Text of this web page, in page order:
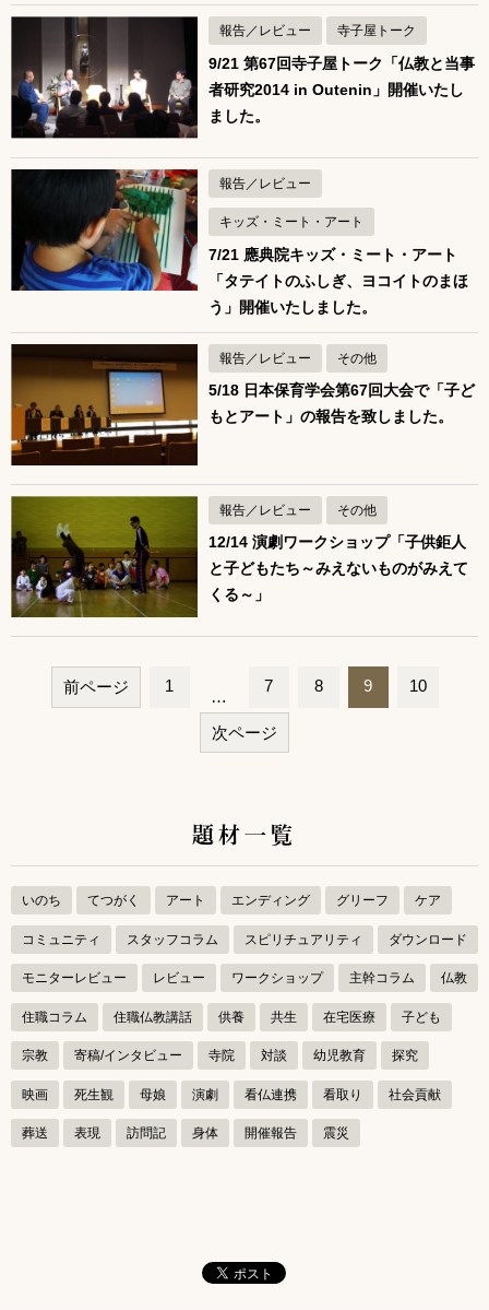
報告／レビュー 寺子屋トーク
9/21 第67回寺子屋トーク「仏教と当事
者研究2014 in Outenin」開催いたし
ました。
報告／レビュー
キッズ・ミート・アート
7/21 應典院キッズ・ミート・アート
「タテイトのふしぎ、ヨコイトのまほ
う」開催いたしました。
報告／レビュー その他
5/18 日本保育学会第67回大会で「子ど
もとアート」の報告を致しました。
報告／レビュー その他
12/14 演劇ワークショップ「子供鉅人
と子どもたち～みえないものがみえて
くる～」
ゲ
ー
シ
ョ
ン
前ページ 1
…
7 8 9 10
次ページ
題材一覧
いのち てつがく アート エンディング グリーフ ケア
コミュニティ スタッフコラム スピリチュアリティ ダウンロード
モニターレビュー レビュー ワークショップ 主幹コラム 仏教
住職コラム 住職仏教講話 供養 共生 在宅医療 子ども
宗教 寄稿/インタビュー 寺院 対談 幼児教育 探究
映画 死生観 母娘 演劇 看仏連携 看取り 社会貢献
葬送 表現 訪問記 身体 開催報告 震災